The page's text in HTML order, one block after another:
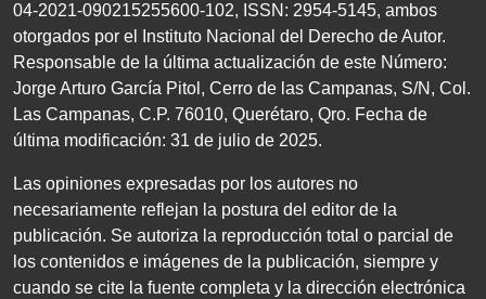
04-2021-090215255600-102, ISSN : 2954-5145, ambos
otorgados por el Instituto Nacional del Derecho de Autor.
Responsable de la última actualización de este Número:
Jorge Arturo García Pitol, Cerro de las Campanas, S/N , Col.
Las Campanas, C.P. 76010, Querétaro, Qro. Fecha de
última modificación: 31 de julio de 2025.
Las opiniones expresadas por los autores no
necesariamente reflejan la postura del editor de la
publicación. Se autoriza la reproducción total o parcial de
los contenidos e imágenes de la publicación, siempre y
cuando se cite la fuente completa y la dirección electrónica